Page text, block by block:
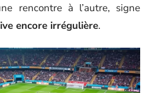
rencontre à l’autre, signe
encore irrégulière.